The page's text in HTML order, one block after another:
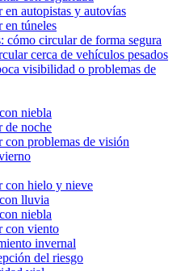
en autopistas y autovías
en túneles
cómo circular de forma segura
cerca de vehículos pesados
visibilidad o problemas de
niebla
de noche
con problemas de visión
con hielo y nieve
lluvia
niebla
con viento
invernal
del riesgo